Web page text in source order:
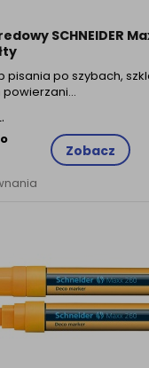
SCHNEIDER
pisania po szybach,
powierzani…
Zobacz